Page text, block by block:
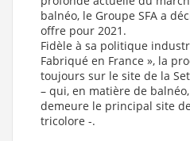
Hotel (Sens de tête : Tête à
Hotel , Taille Baignoire : 190x90
Baignoire balnéo CONCERTO
Hotel (Sens de tête : Tête à
Hotel , Taille Baignoire : 200x95
Baignoire balnéo CONCERTO
(Sens de tête : Tête à Droite ,
Baignoire : 170x75 cm)
balnéo, le Groupe SFA a
offre pour 2021.
Fidèle à sa politique
Fabriqué en France », la
toujours sur le site de la
– qui, en matière de
demeure le principal site
tricolore -.